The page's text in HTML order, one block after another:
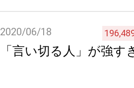
2020/06/18
「言い切る人」が強す